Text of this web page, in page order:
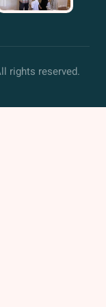
rights reserved.